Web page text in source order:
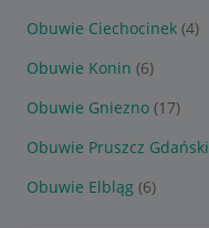
Obuwie Ciechocinek (4)
Obuwie Konin (6)
Obuwie Gniezno (17)
Obuwie Pruszcz Gdański
Obuwie Elbląg (6)